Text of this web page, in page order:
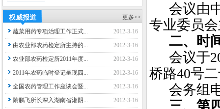
权威报道 更多>>
蔬菜用药专项治理工作正式...
2012-3-16
由农业部农药检定所主持的...
2012-3-16
农业部农药检定所2011年度...
2012-3-16
2011年农药临时登记呈现四...
2012-3-16
全国农药管理工作座谈会暨...
2012-3-16
隋鹏飞所长深入湖南省湘阴...
2012-3-16
会议由
专业委员
二、时
会议于
桥路40号
会务组
三、第